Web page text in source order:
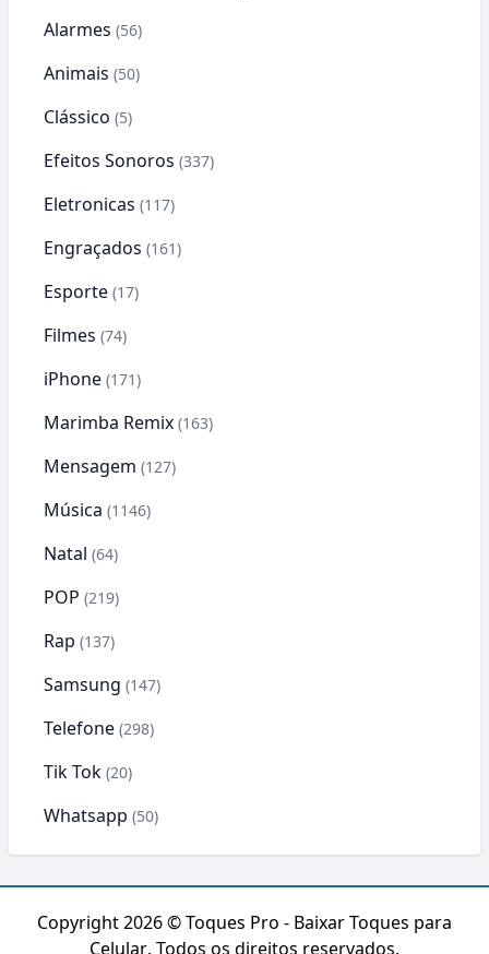
Alarmes (56)
Animais (50)
Clássico (5)
Efeitos Sonoros (337)
Eletronicas (117)
Engraçados (161)
Esporte (17)
Filmes (74)
iPhone (171)
Marimba Remix (163)
Mensagem (127)
Música (1146)
Natal (64)
POP (219)
Rap (137)
Samsung (147)
Telefone (298)
Tik Tok (20)
Whatsapp (50)
Copyright 2026 ©Toques Pro - Baixar Toques para
Celular. Todos os direitos reservados.